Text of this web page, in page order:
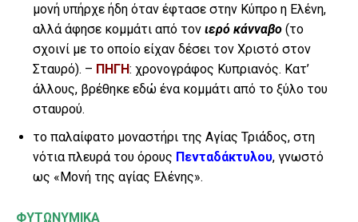
μονή υπήρχε ήδη όταν έφτασε στην Κύπρο η Ελένη,
αλλά άφησε κομμάτι από τον ιερό κάνναβο (το
σχοινί με το οποίο είχαν δέσει τον Χριστό στον
Σταυρό). – ΠΗΓΗ: χρονογράφος Κυπριανός. Κατ’
άλλους, βρέθηκε εδώ ένα κομμάτι από το ξύλο του
σταυρού.
το παλαίφατο μοναστήρι της Αγίας Τριάδος, στη
νότια πλευρά του όρους Πενταδάκτυλου, γνωστό
ως «Μονή της αγίας Ελένης».
ΦΥΤΩΝΥΜΙΚΑ